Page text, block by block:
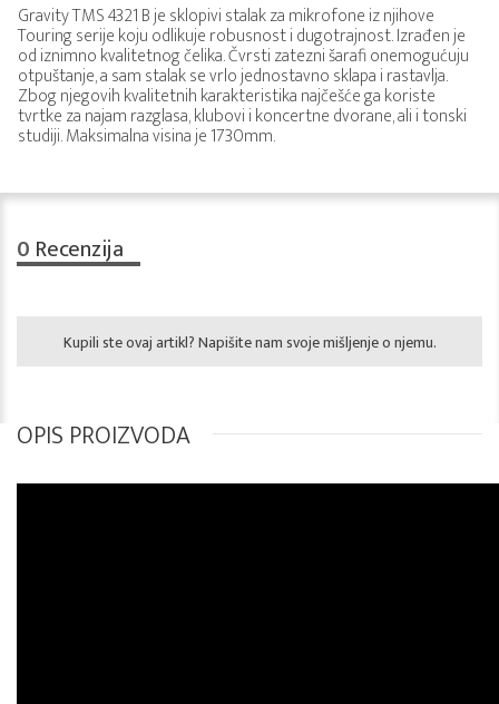
Gravity TMS 4321 B je sklopivi stalak za mikrofone iz njihove
Touring serije koju odlikuje robusnost i dugotrajnost. Izrađen je
od iznimno kvalitetnog čelika. Čvrsti zatezni šarafi onemogućuju
otpuštanje, a sam stalak se vrlo jednostavno sklapa i rastavlja.
Zbog njegovih kvalitetnih karakteristika najčešće ga koriste
tvrtke za najam razglasa, klubovi i koncertne dvorane, ali i tonski
studiji. Maksimalna visina je 1730mm.
0 Recenzija
Kupili ste ovaj artikl? Napišite nam svoje mišljenje o njemu.
OPIS PROIZVODA